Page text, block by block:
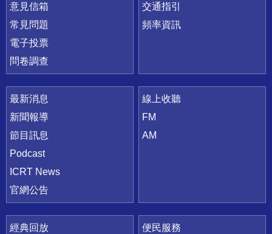
意見信箱
常見問題
電子投票
問卷調查
交通指引
頻率資訊
最新消息
新聞報導
節目訊息
Podcast
ICRT News
官網公告
線上收聽
FM
AM
經典回放
便民服務